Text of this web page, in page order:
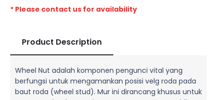
* Please contact us for availability
Product Description
Wheel Nut adalah komponen pengunci vital yang
berfungsi untuk mengamankan posisi velg roda pada
baut roda (wheel stud). Mur ini dirancang khusus untuk